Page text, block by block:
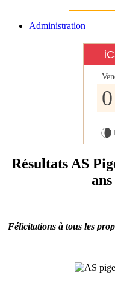
Administration
0
Résultats AS
Félicitations à tous les